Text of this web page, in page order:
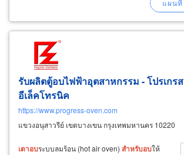
รับผลิตตู้อบไฟฟ้าอุตสาหกรรม - โปรเกรส
อีเล็คโทรนิค
https://www.progress-oven.com
แขวงอนุสาวรีย์ เขตบางเขน กรุงเทพมหานคร 10220
เตาอบระบบลมร้อน (hot air oven) สำหรับอบให้